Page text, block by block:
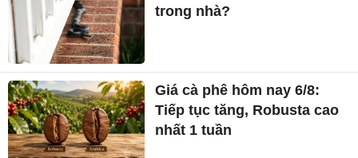
trong nhà?
Giá cà phê hôm nay 6/8:
Tiếp tục tăng, Robusta cao
nhất 1 tuần